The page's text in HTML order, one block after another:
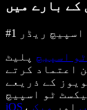
کے بارے میں
اسپیچ ریڈر
اسپیچ پلیٹ
صارفین اعتماد کرتے
ریویوز کے ذریعے
ٹو اسپیچ
iOS ، اور
میک